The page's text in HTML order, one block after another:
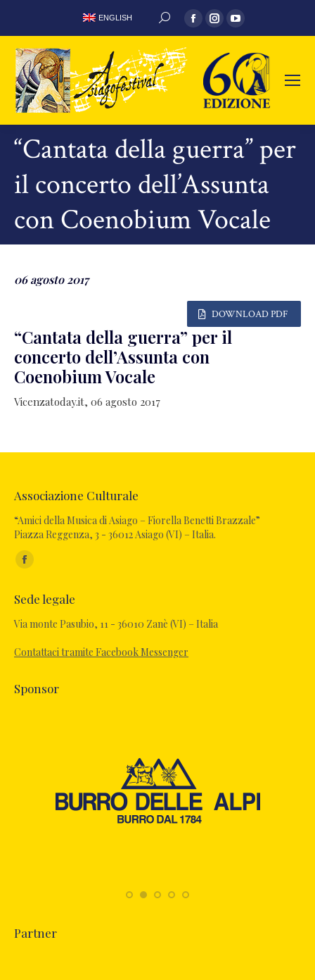
ENGLISH CERCA:
Facebook
page
opens
in
new
window
Instagram
page
opens
in
new
window
YouTube
page
opens
new
window
“Cantata della guerra” per
il concerto dell’Assunta
con Coenobium Vocale
06 agosto 2017
DOWNLOAD PDF
“Cantata della guerra” per il
concerto dell’Assunta con
Coenobium Vocale
Vicenzatoday.it, 06 agosto 2017
Associazione Culturale
“Amici della Musica di Asiago – Fiorella Benetti Brazzale”
Piazza Reggenza, 3 - 36012 Asiago (VI) – Italia.
Ci puoi trovare su:
Facebook
opens
in
window
Sede legale
Via monte Pasubio, 11 - 36010 Zanè (VI) – Italia
Contattaci tramite Facebook Messenger
Sponsor
Partner